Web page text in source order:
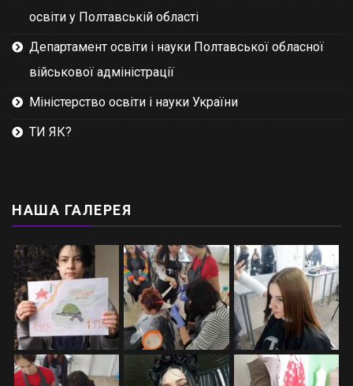
освіти у Полтавській області
Департамент освіти і науки Полтавської обласної
військової адміністрації
Міністерство освіти і науки України
ТИ ЯК?
НАША ГАЛЕРЕЯ